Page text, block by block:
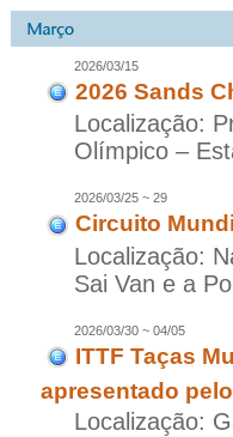
2026/03/15
2026 Sands
Localização:
Olímpico –
2026/03/25 ~ 29
Circuito
Localização:
Sai Van e a
2026/03/30 ~ 04/05
ITTF Taças
apresentado
Localização: